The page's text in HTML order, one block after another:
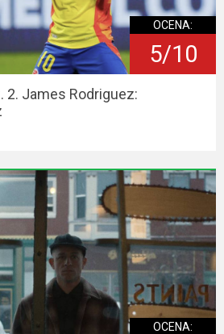
OCENA:
5/10
2. James Rodriguez:
OCENA: